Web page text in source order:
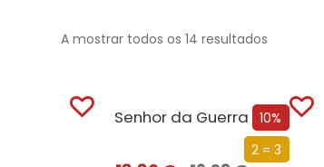
A mostrar todos os 14 resultados
10%
2 = 3
Senhor da Guerra